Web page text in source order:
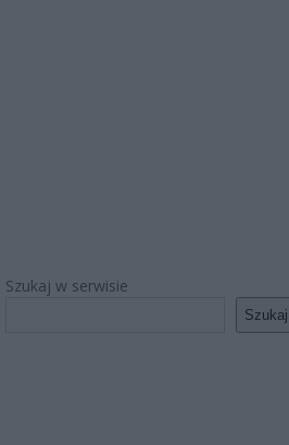
Szukaj w serwisie
Szukaj